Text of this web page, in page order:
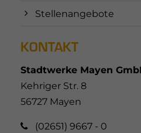
Stellenangebote
KONTAKT
Stadtwerke Mayen
Kehriger Str. 8
56727 Mayen
(02651) 9667 - 0